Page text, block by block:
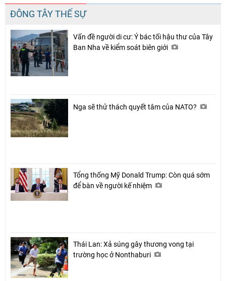
ĐÔNG TÂY THẾ SỰ
Vấn đề người di cư: Ý bác tối hậu thư của Tây
Ban Nha về kiểm soát biên giới
Nga sẽ thử thách quyết tâm của NATO?
Tổng thống Mỹ Donald Trump: Còn quá sớm
để bàn về người kế nhiệm
Thái Lan: Xả súng gây thương vong tại
trường học ở Nonthaburi